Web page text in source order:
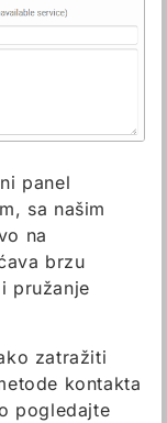
panel
sa našim
na
brzu
pružanje
zatražiti
kontakta
pogledajte